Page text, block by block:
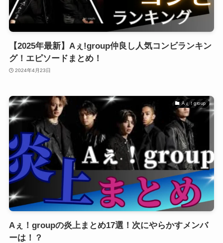
【2025年最新】Aぇ!group仲良し人気コンビランキン
グ！エピソードまとめ！
2024年4月23日
Aぇ！group
Aぇ！groupの炎上まとめ17選！次にやらかすメンバ
ーは！？